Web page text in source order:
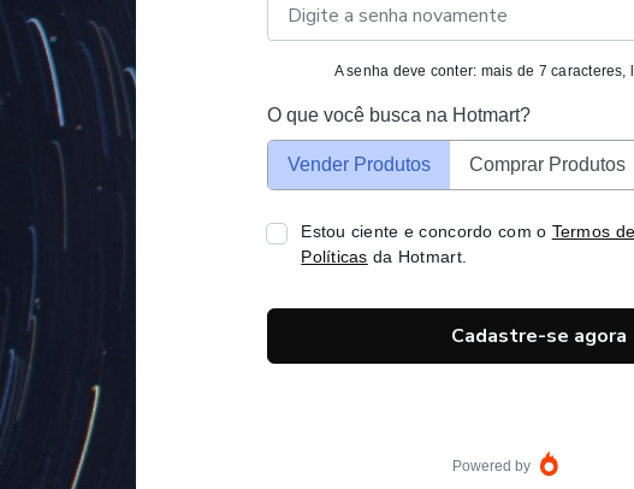
A senha deve conter: mais de 7 caracteres,
O que você busca na Hotmart?
Vender Produtos Comprar Produtos
Estou ciente e concordo com o Termos
Políticas da Hotmart.
Cadastre-se agora
Powered by